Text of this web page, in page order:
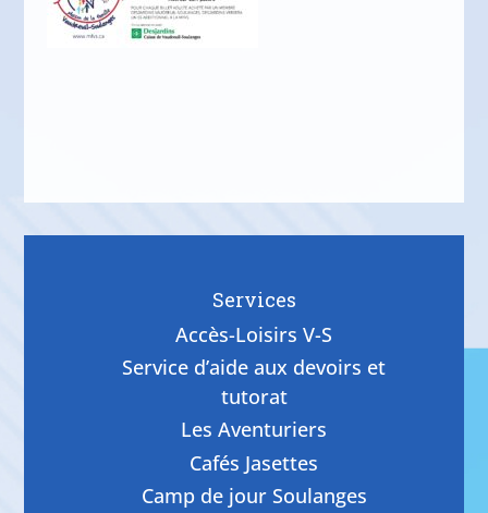
Services
Accès-Loisirs V-S
Service d’aide aux devoirs et
tutorat
Les Aventuriers
Cafés Jasettes
Camp de jour Soulanges